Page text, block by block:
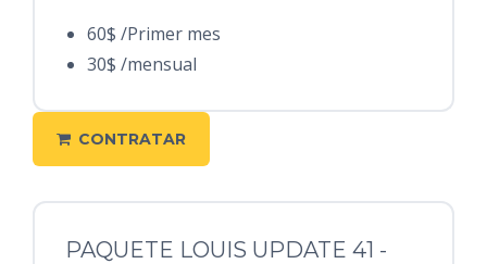
60$ /Primer mes
30$ /mensual
CONTRATAR
PAQUETE LOUIS UPDATE 41 -